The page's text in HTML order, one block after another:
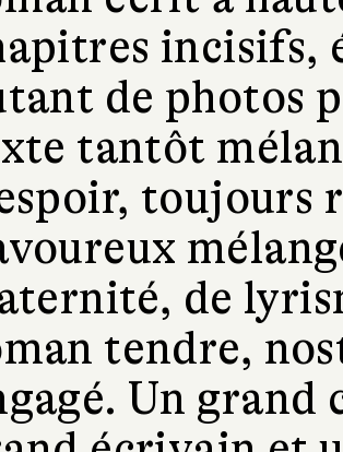
incisifs,
de photos
tantôt
toujours
de
tendre,
Un